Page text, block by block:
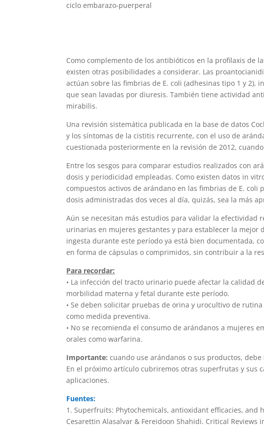
ciclo embarazo-puerperal
Como complemento de los antibióticos en la profilaxis de
existen otras posibilidades a considerar. Las
actúan sobre las fimbrias de E. coli (adhesinas tipo 1 y
que sean lavadas por diuresis. También tiene actividad
mirabilis.
Una revisión sistemática publicada en la base de datos
y los síntomas de la cistitis recurrente, con el uso de
cuestionada posteriormente en la revisión de 2012,
Entre los sesgos para comparar estudios realizados con
dosis y periodicidad empleadas. Como existen datos in
compuestos activos de arándano en las fimbrias de E.
dosis administradas dos veces al día, quizás, sea la más
Aún se necesitan más estudios para validar la efectividad
urinarias en mujeres gestantes y para establecer la mejor
ingesta durante este período ya está bien documentada,
en forma de cápsulas o comprimidos, sin contribuir a la
Para recordar:
• La infección del tracto urinario puede afectar la calidad
morbilidad materna y fetal durante este período.
• Se deben solicitar pruebas de orina y urocultivo de
como medida preventiva.
• No se recomienda el consumo de arándanos a mujeres
orales como warfarina.
Importante: cuando use arándanos o sus productos,
En el próximo artículo cubriremos otras superfrutas y sus
aplicaciones.
Fuentes:
1. Superfruits: Phytochemicals, antioxidant efficacies, and
Cesarettin Alasalvar & Fereidoon Shahidi. Critical Reviews